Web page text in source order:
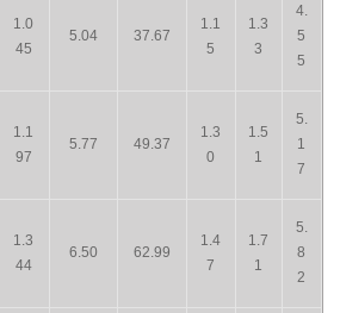
1.0
45
5.04 37.67
1.1
5
1.3
3
4.
5
5
1.1
97
5.77 49.37
1.3
0
1.5
1
5.
1
7
1.3
44
6.50 62.99
1.4
7
1.7
1
5.
8
2